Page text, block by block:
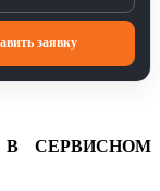
заявку
В СЕРВИСНОМ